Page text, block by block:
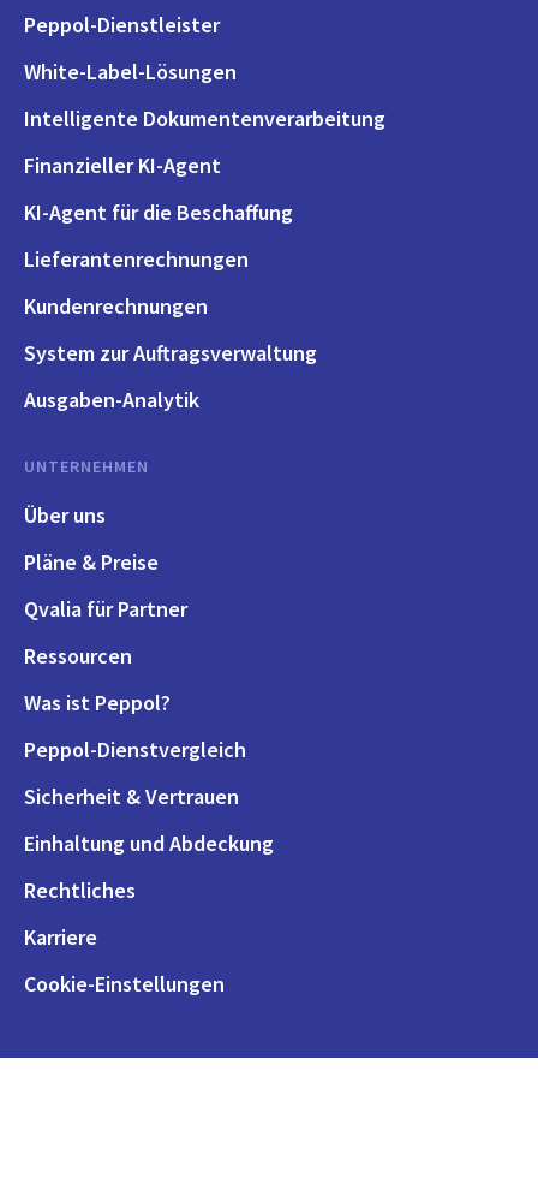
Peppol-Dienstleister
White-Label-Lösungen
Intelligente Dokumentenverarbeitung
Finanzieller KI-Agent
KI-Agent für die Beschaffung
Lieferantenrechnungen
Kundenrechnungen
System zur Auftragsverwaltung
Ausgaben-Analytik
UNTERNEHMEN
Über uns
Pläne & Preise
Qvalia für Partner
Ressourcen
Was ist Peppol?
Peppol-Dienstvergleich
Sicherheit & Vertrauen
Einhaltung und Abdeckung
Rechtliches
Karriere
Cookie-Einstellungen